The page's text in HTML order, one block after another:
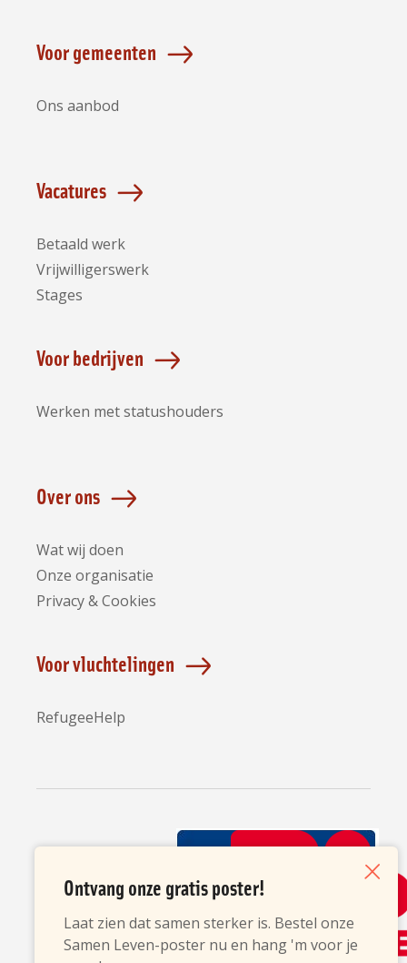
Voor gemeenten
Ons aanbod
Vacatures
Betaald werk
Vrijwilligerswerk
Stages
Voor bedrijven
Werken met statushouders
Over ons
Wat wij doen
Onze organisatie
Privacy & Cookies
Voor vluchtelingen
RefugeeHelp
Partners
Ontvang onze gratis poster!
Laat zien dat samen sterker is. Bestel onze
Samen Leven-poster nu en hang 'm voor je